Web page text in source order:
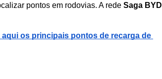
pontos em rodovias. A rede Saga BYD
aqui os principais pontos de recarga de